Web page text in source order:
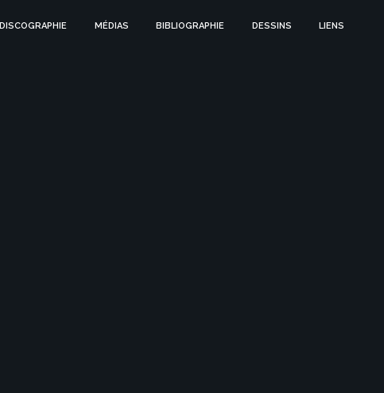
DISCOGRAPHIE MÉDIAS BIBLIOGRAPHIE DESSINS LIENS